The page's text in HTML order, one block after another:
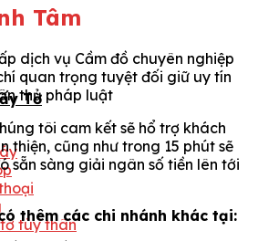
Tờ
tùy thân
Tâm
dịch vụ Cầm đồ chuyên nghiệp
quan trọng tuyệt đối giữ uy tín
thủ pháp luật
tôi cam kết sẽ hổ trợ khách
thiện, cũng như trong 15 phút sẽ
sẵn sàng giải ngân số tiền lên tới
thêm các chi nhánh khác tại: